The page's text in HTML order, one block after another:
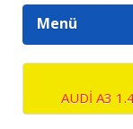
Menü
AUDİ A3